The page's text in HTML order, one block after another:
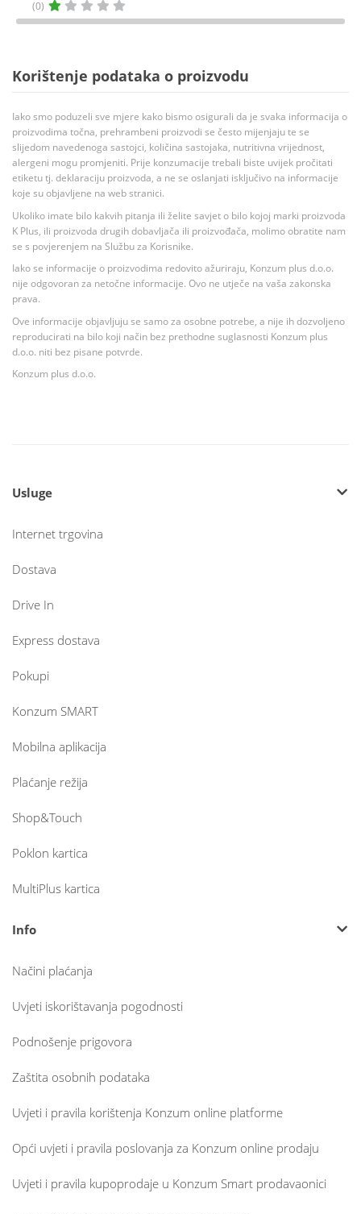
(0)
Korištenje podataka o proizvodu
Iako smo poduzeli sve mjere kako bismo osigurali da je svaka informacija o
proizvodima točna, prehrambeni proizvodi se često mijenjaju te se
slijedom navedenoga sastojci, količina sastojaka, nutritivna vrijednost,
alergeni mogu promjeniti. Prije konzumacije trebali biste uvijek pročitati
etiketu tj. deklaraciju proizvoda, a ne se oslanjati isključivo na informacije
koje su objavljene na web stranici.
Ukoliko imate bilo kakvih pitanja ili želite savjet o bilo kojoj marki proizvoda
K Plus, ili proizvoda drugih dobavljača ili proizvođača, molimo obratite nam
se s povjerenjem na Službu za Korisnike.
Iako se informacije o proizvodima redovito ažuriraju, Konzum plus d.o.o.
nije odgovoran za netočne informacije. Ovo ne utječe na vaša zakonska
prava.
Ove informacije objavljuju se samo za osobne potrebe, a nije ih dozvoljeno
reproducirati na bilo koji način bez prethodne suglasnosti Konzum plus
d.o.o. niti bez pisane potvrde.
Konzum plus d.o.o.
Usluge
Internet trgovina
Dostava
Drive In
Express dostava
Pokupi
Konzum SMART
Mobilna aplikacija
Plaćanje režija
Shop&Touch
Poklon kartica
MultiPlus kartica
Info
Načini plaćanja
Uvjeti iskorištavanja pogodnosti
Podnošenje prigovora
Zaštita osobnih podataka
Uvjeti i pravila korištenja Konzum online platforme
Opći uvjeti i pravila poslovanja za Konzum online prodaju
Uvjeti i pravila kupoprodaje u Konzum Smart prodavaonici